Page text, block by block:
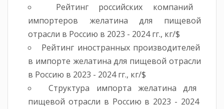
Рейтинг российских компаний
импортеров желатина для пищевой
отрасли в Россию в 2023 - 2024 гг., кг/$
Рейтинг иностранных производителей
в импорте желатина для пищевой отрасли
в Россию в 2023 - 2024 гг., кг/$
Структура импорта желатина для
пищевой отрасли в Россию в 2023 - 2024